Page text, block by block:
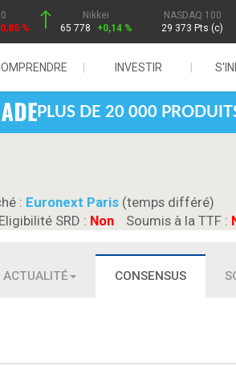
%
Nikkei
65 778
+0,14 %
NASDAQ 100
29 373 Pts (c)
INVESTIR
PLUS DE 20 000
: Euronext Paris (temps différé)
Eligibilité SRD : Non Soumis à la TTF :
ACTUALITÉ CONSENSUS